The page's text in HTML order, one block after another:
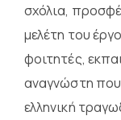
σχόλια,
μελέτη του
φοιτητές,
αναγνώστη που
ελληνική